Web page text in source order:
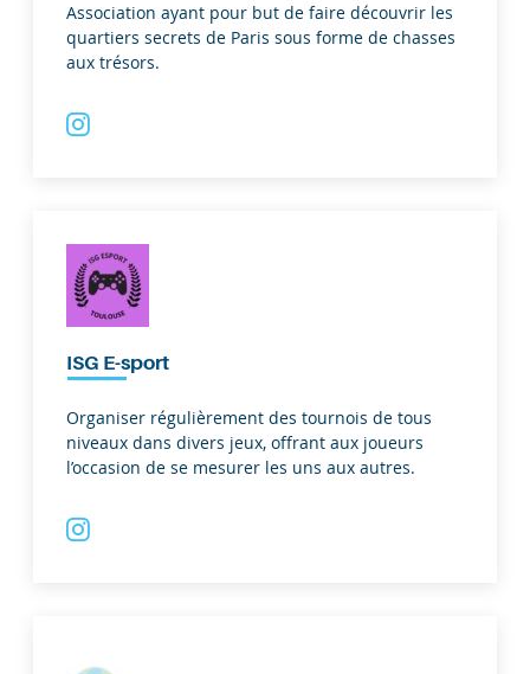
Association ayant pour but de faire découvrir les
quartiers secrets de Paris sous forme de chasses
aux trésors.
ISG E-sport
Organiser régulièrement des tournois de tous
niveaux dans divers jeux, offrant aux joueurs
l’occasion de se mesurer les uns aux autres.